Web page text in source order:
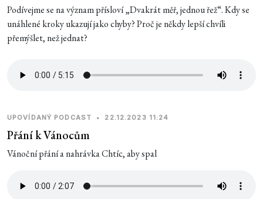
Podívejme se na význam přísloví „Dvakrát měř, jednou řež“. Kdy se
unáhlené kroky ukazují jako chyby? Proč je někdy lepší chvíli
přemýšlet, než jednat?
UPOVÍDANÝ PODCAST • 22.12.2023 11:24
Přání k Vánocům
Vánoční přání a nahrávka Chtíc, aby spal